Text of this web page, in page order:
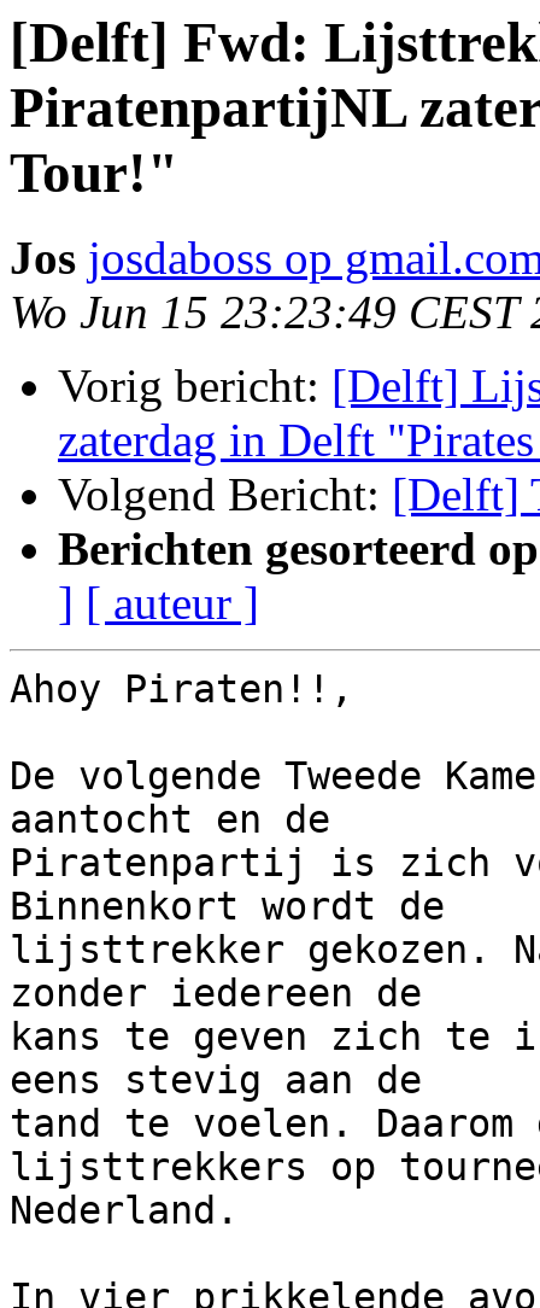
[Delft] Fwd:
PiratenpartijNL
Tour!"
Jos josdaboss op
Wo Jun 15 23:23:49 CEST
Vorig bericht: [Delft]
zaterdag in Delft
Volgend Bericht: [Delft]
Berichten gesorteerd
] [ auteur ]
Ahoy Piraten!!,
De volgende Tweede
aantocht en de
Piratenpartij is zich
Binnenkort wordt de
lijsttrekker gekozen.
zonder iedereen de
kans te geven zich te
eens stevig aan de
tand te voelen. Daarom
lijsttrekkers op
Nederland.
In vier prikkelende